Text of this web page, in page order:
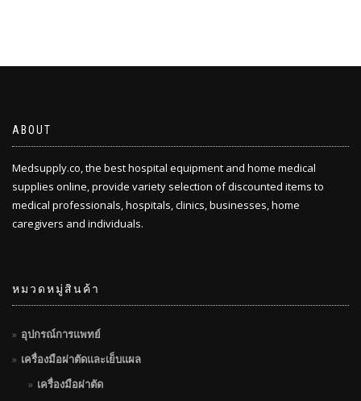
ABOUT
Medsupply.co, the best hospital equipment and home medical
supplies online, provide variety selection of discounted items to
medical professionals, hospitals, clinics, businesses, home
caregivers and individuals.
หมวดหมู่สินค้า
อุปกรณ์การแพทย์
เครื่องมือผ่าตัดและเย็บแผล
เครื่องมือผ่าตัด